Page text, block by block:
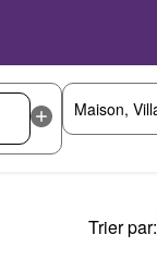
Trier par: